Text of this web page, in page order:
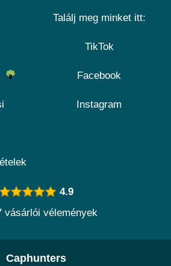
Találj meg minket itt:
TikTok
Facebook
Instagram
4.9
vásárlói vélemények
Caphunters